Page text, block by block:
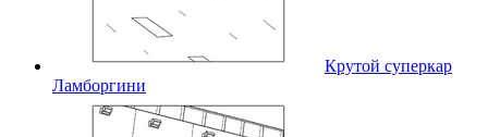
Крутой суперкар
Ламборгини